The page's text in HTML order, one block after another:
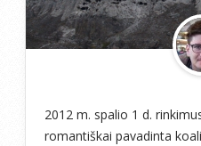
2012 m. spalio 1 d.
romantiškai pavadinta